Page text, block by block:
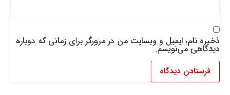
ذخیره نام، ایمیل و وبسایت من در مرورگر برای زمانی که دوباره
دیدگاهی می‌نویسم.